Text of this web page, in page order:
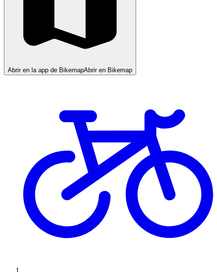
Abrir en la app de BikemapAbrir en Bikemap